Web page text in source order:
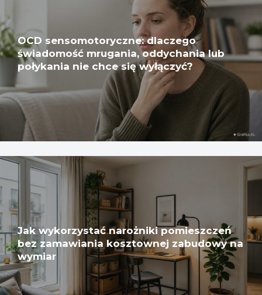
OCD sensomotoryczne: dlaczego
świadomość mrugania, oddychania lub
połykania nie chce się wyłączyć?
Jak wykorzystać narożniki pomieszczeń
bez zamawiania kosztownej zabudowy na
wymiar